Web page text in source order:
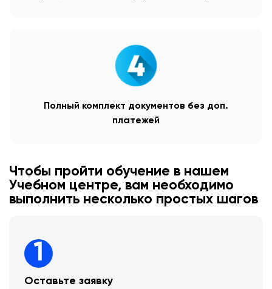
Полный комплект документов без доп.
платежей
Чтобы пройти обучение в нашем
Учебном центре, вам необходимо
выполнить несколько простых шагов
1
Оставьте заявку